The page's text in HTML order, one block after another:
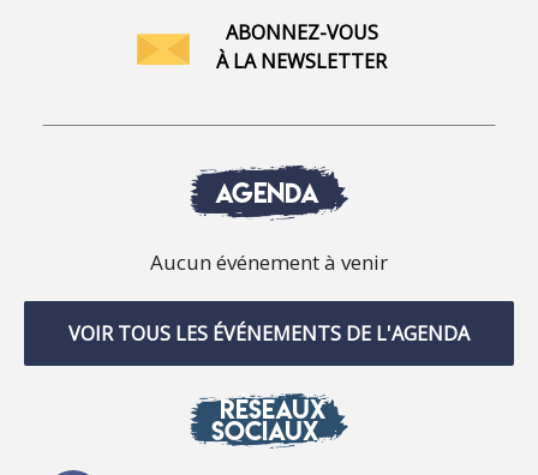
ABONNEZ-VOUS
À LA NEWSLETTER
AGENDA
Aucun événement à venir
VOIR TOUS LES ÉVÉNEMENTS DE L'AGENDA
RÉSEAUX
SOCIAUX